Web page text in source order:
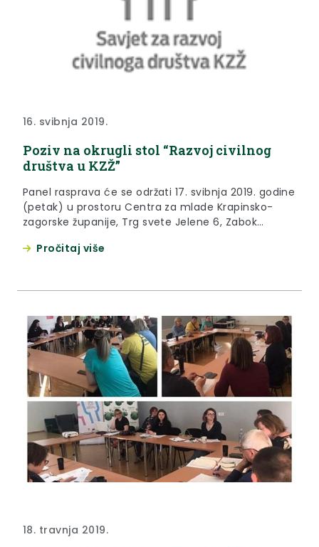
16. svibnja 2019.
Poziv na okrugli stol “Razvoj civilnog
društva u KZŽ”
Panel rasprava će se održati 17. svibnja 2019. godine
(petak) u prostoru Centra za mlade Krapinsko-
zagorske županije, Trg svete Jelene 6, Zabok
Pročitaj više
18. travnja 2019.